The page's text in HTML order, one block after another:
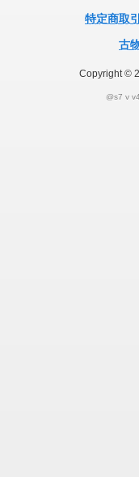
特定商取
古
Copyright ©
@s7 v